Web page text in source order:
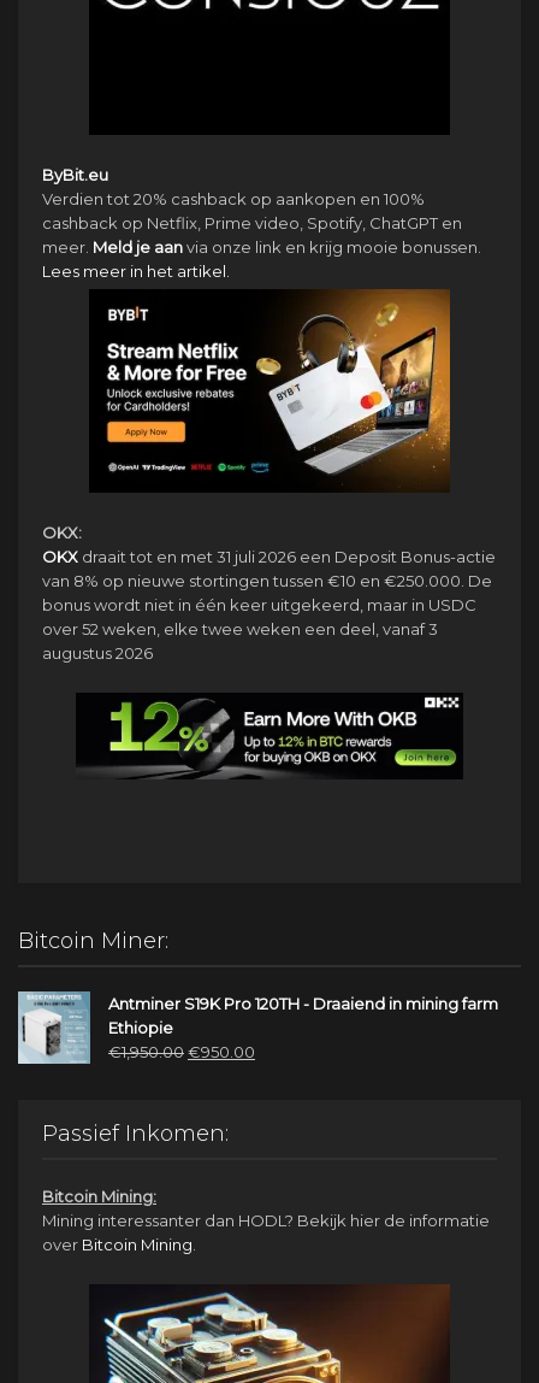
ByBit.eu
Verdien tot 20% cashback op aankopen en 100%
cashback op Netflix, Prime video, Spotify, ChatGPT en
meer. Meld je aanvia onze link en krijg mooie bonussen.
Lees meer in het artikel.
OKX:
OKX draait tot en met 31 juli 2026 een Deposit Bonus-actie
van 8% op nieuwe stortingen tussen €10 en €250.000. De
bonus wordt niet in één keer uitgekeerd, maar in USDC
over 52 weken, elke twee weken een deel, vanaf 3
augustus 2026
Bitcoin Miner:
Antminer S19K Pro 120TH - Draaiend in mining farm
Ethiopie
€1,950.00Oorspronkelijke
€950.00
Passief Inkomen:
Bitcoin Mining:
Mining interessanter dan HODL? Bekijk hier de informatie
over Bitcoin Mining